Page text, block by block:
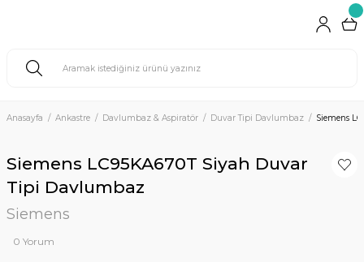
Anasayfa Ankastre Davlumbaz & Aspiratör Duvar Tipi Davlumbaz Siemens
Siemens LC95KA670T Siyah Duvar
Tipi Davlumbaz
Siemens
0 Yorum